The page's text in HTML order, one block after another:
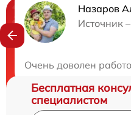
Назаров
Источник –
Очень доволен
Нужна
Бесплатная
специалистом